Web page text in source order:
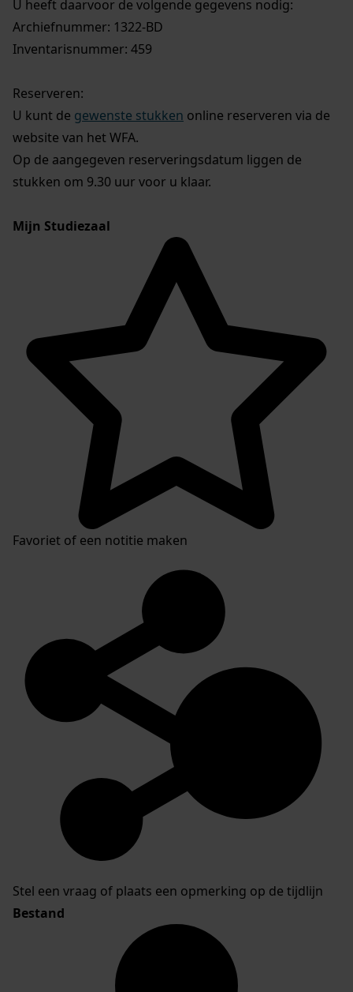
U heeft daarvoor de volgende gegevens nodig:
Archiefnummer: 1322-BD
Inventarisnummer: 459
Reserveren:
U kunt de gewenste stukken online reserveren via de
website van het WFA.
Op de aangegeven reserveringsdatum liggen de
stukken om 9.30 uur voor u klaar.
Mijn Studiezaal
Favoriet of een notitie maken
Stel een vraag of plaats een opmerking op de tijdlijn
Bestand